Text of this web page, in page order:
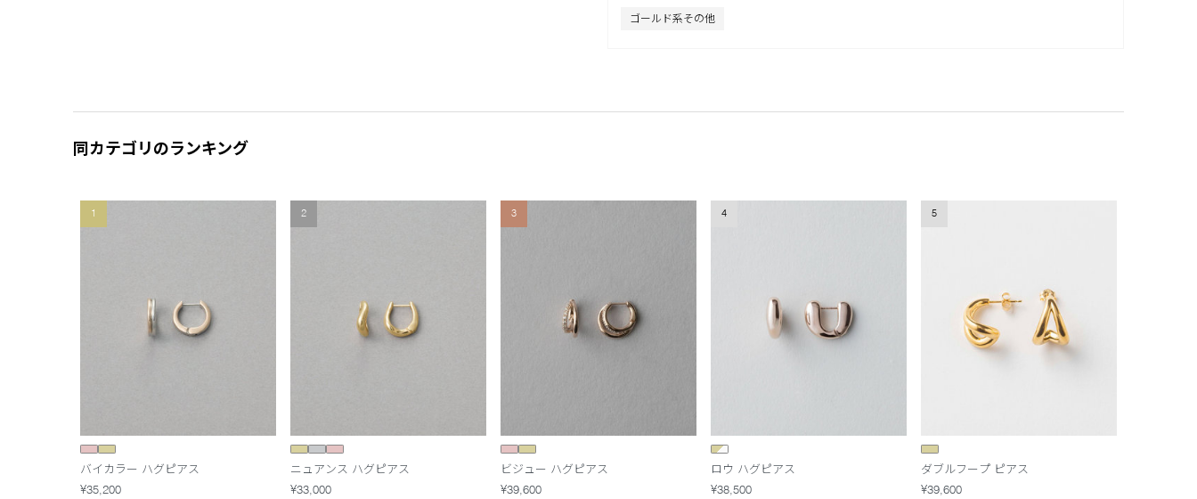
ゴールド系その他
同カテゴリのランキング
1
バイカラー ハグピアス
¥35,200
2
ニュアンス ハグピアス
¥33,000
3
ビジュー ハグピアス
¥39,600
4
ロウ ハグピアス
¥38,500
5
ダブルフープ ピアス
¥39,600